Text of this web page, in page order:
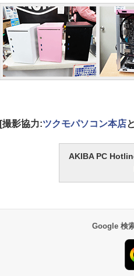
[撮影協力:ツクモパソコン本店と
AKIBA PC
Google 検